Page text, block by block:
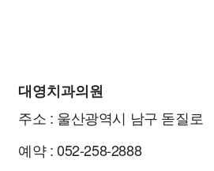
대영치과의원
주소 : 울산광역시 남구 돋질로
예약 : 052-258-2888